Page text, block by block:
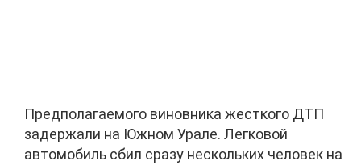
Предполагаемого виновника жесткого ДТП
задержали на Южном Урале. Легковой
автомобиль сбил сразу нескольких человек на